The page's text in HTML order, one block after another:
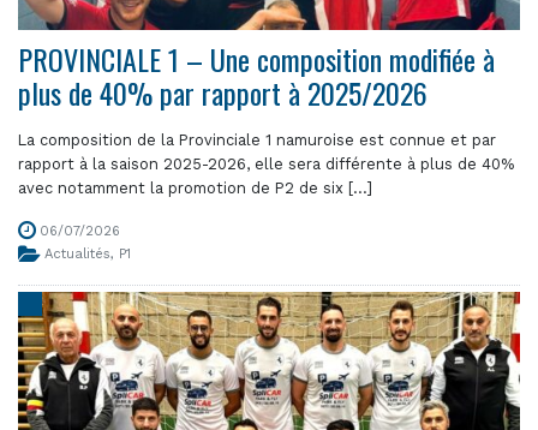
PROVINCIALE 1 – Une composition modifiée à
plus de 40% par rapport à 2025/2026
La composition de la Provinciale 1 namuroise est connue et par
rapport à la saison 2025-2026, elle sera différente à plus de 40%
avec notamment la promotion de P2 de six [...]
06/07/2026
Actualités, P1